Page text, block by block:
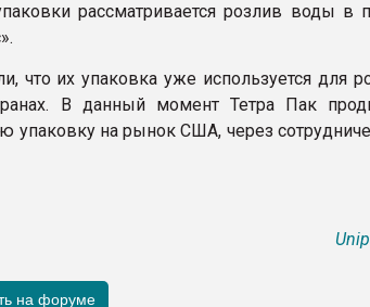
рассматривается розлив воды в
что их упаковка уже используется для
В данный момент Тетра Пак
упаковку на рынок США, через